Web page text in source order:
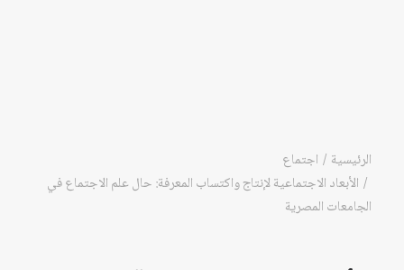
الرئيسية
اجتماع
الأبعاد الاجتماعية لإنتاج واكتساب المعرفة: حال علم الاجتماع في
الجامعات المصرية